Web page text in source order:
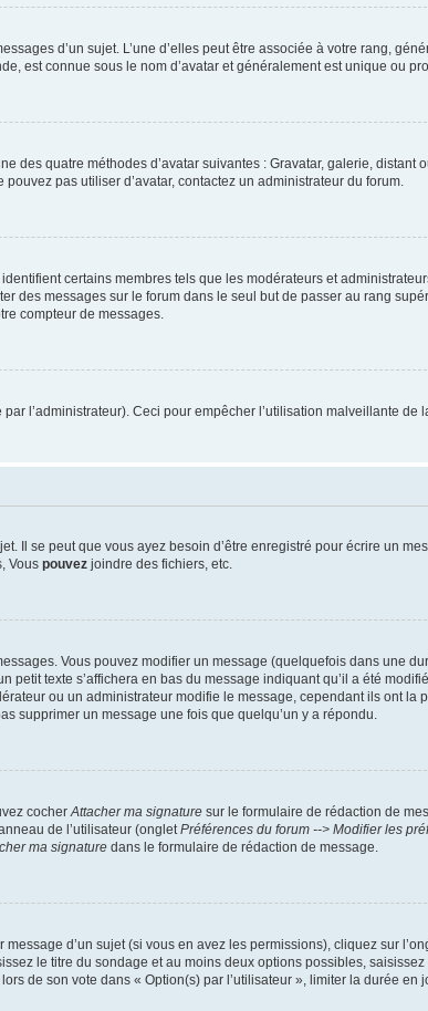
d’un sujet. L’une d’elles peut être associée à votre rang,
est connue sous le nom d’avatar et généralement est unique ou
des quatre méthodes d’avatar suivantes : Gravatar, galerie, distant
pas utiliser d’avatar, contactez un administrateur du forum.
certains membres tels que les modérateurs et
des messages sur le forum dans le seul but de passer au rang
compteur de messages.
l’administrateur). Ceci pour empêcher l’utilisation malveillante de
Il se peut que vous ayez besoin d’être enregistré pour écrire un
Vous pouvez joindre des fichiers, etc.
Vous pouvez modifier un message (quelquefois dans une
texte s’affichera en bas du message indiquant qu’il a été
ou un administrateur modifie le message, cependant ils ont la
supprimer un message une fois que quelqu’un y a répondu.
cocher Attacher ma signature sur le formulaire de rédaction de
de l’utilisateur (onglet Préférences du forum --> Modifier les
ma signature dans le formulaire de rédaction de message.
d’un sujet (si vous en avez les permissions), cliquez sur
le titre du sondage et au moins deux options possibles,
de son vote dans « Option(s) par l’utilisateur », limiter la durée en